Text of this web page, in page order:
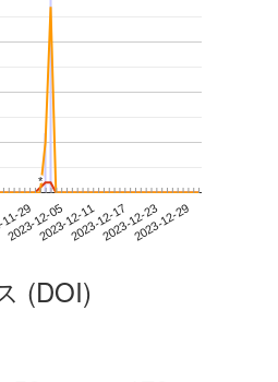
29
2023-12-052023-12-112023-12-172023-12-232023-12-29
*
*
(DOI)